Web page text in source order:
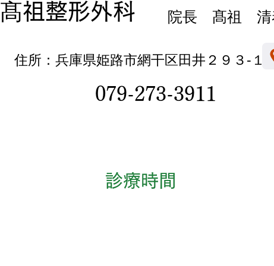
髙祖整形外科 院長 髙祖 清
住所：兵庫県姫路市網干区田井２９３‐１
079-273-3911
診療時間